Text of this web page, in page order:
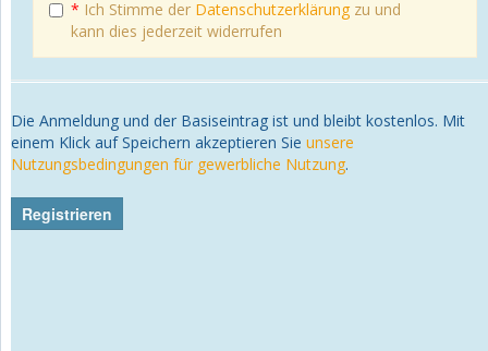
* Ich Stimme der Datenschutzerklärungzu und
kann dies jederzeit widerrufen
Die Anmeldung und der Basiseintrag ist und bleibt kostenlos. Mit
einem Klick auf Speichern akzeptieren Sie unsere
Nutzungsbedingungen für gewerbliche Nutzung.